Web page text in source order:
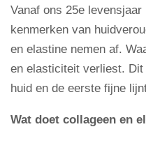
Vanaf ons 25e
kenmerken van
en elastine nemen af.
en elasticiteit verliest.
huid en de eerste fijne
Wat doet collageen en